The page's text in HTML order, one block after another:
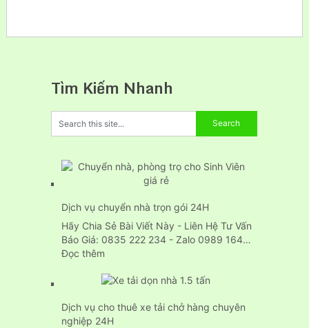
Tìm Kiếm Nhanh
Dịch vụ chuyển nhà trọn gói 24H
Hãy Chia Sẻ Bài Viết Này - Liên Hệ Tư Vấn
Báo Giá: 0835 222 234 - Zalo 0989 164…
Đọc thêm:
vụ
nhà
trọn
Dịch vụ cho thuê xe tải chở hàng chuyên
nghiệp 24H